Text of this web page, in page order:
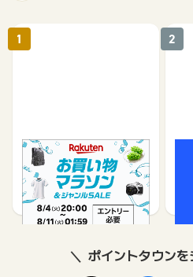
※ポイントに関するお問い合わせは、
お問い合わせをした場合、ポイン
ざいます。
楽天市場
1%
1 2
ポイントタウン